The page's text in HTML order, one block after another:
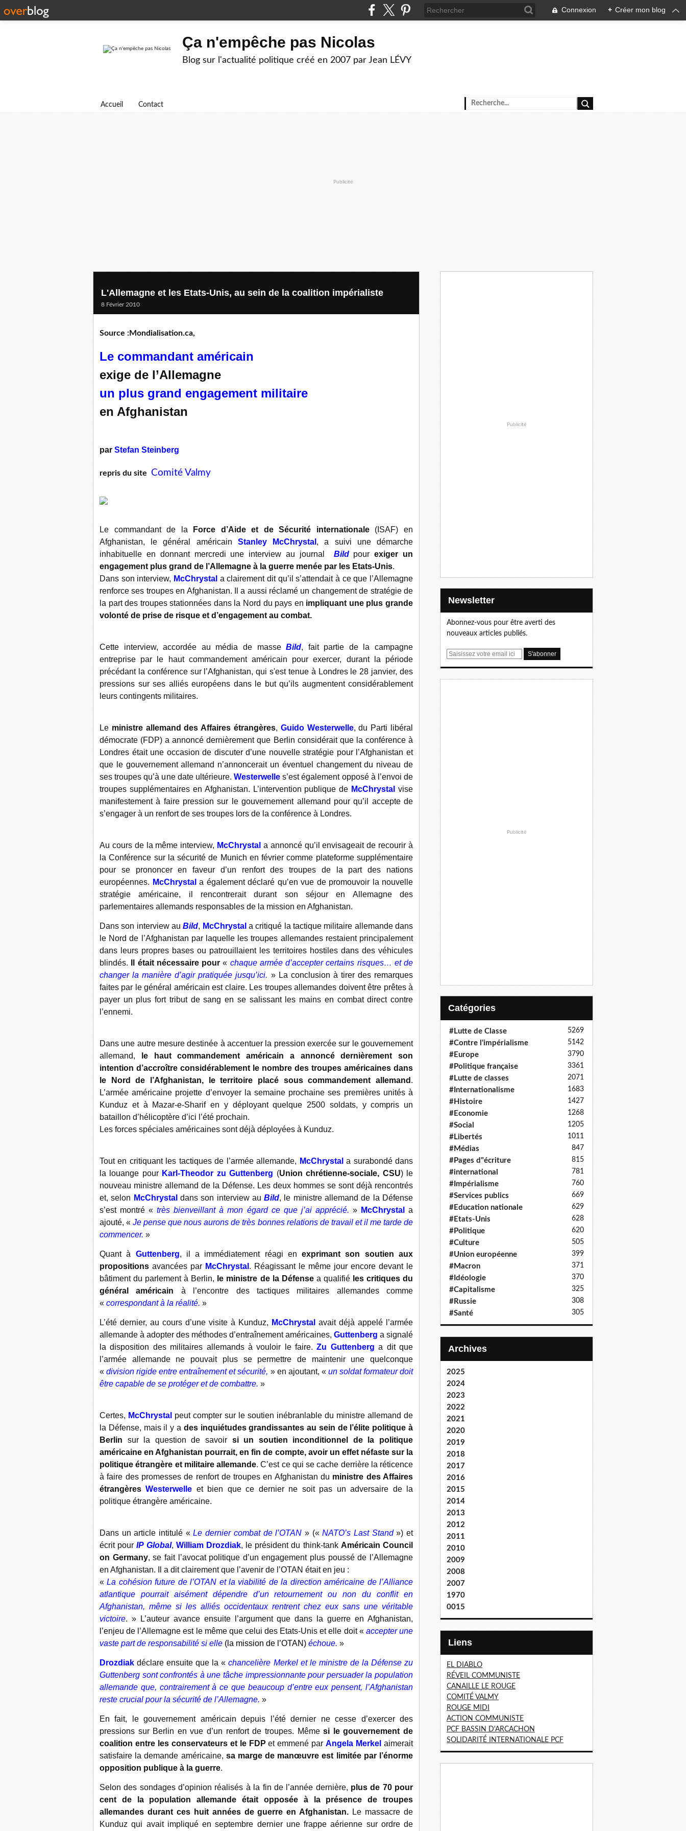
Connexion + Créer mon blog
Ça n'empêche pas Nicolas
Blog sur l'actualité politique créé en 2007 par Jean LÉVY
Accueil Contact
Publicité
L'Allemagne et les Etats-Unis, au sein de la coalition impérialiste
8 Février 2010
Source :Mondialisation.ca,
Le commandant américain
exige de l’Allemagne
un plus grand engagement militaire
en Afghanistan
par Stefan Steinberg
repris du site Comité Valmy
Le commandant de la Force d’Aide et de Sécurité internationale(ISAF) en
Afghanistan, le général américain Stanley McChrystal , a suivi une démarche
inhabituelle en donnant mercredi une interview au journal Bildpourexiger un
engagement plus grand de l’Allemagne à la guerre menée par les Etats-Unis.
Dans son interview, McChrystal a clairement dit qu’il s’attendait à ce que l’Allemagne
renforce ses troupes en Afghanistan. Il a aussi réclamé un changement de stratégie de
la part des troupes stationnées dans la Nord du pays en impliquant une plus grande
volonté de prise de risque et d’engagement au combat.
Cette interview, accordée au média de masseBild, fait partie de la campagne
entreprise par le haut commandement américain pour exercer, durant la période
précédant la conférence sur l’Afghanistan, qui s'est tenue à Londres le 28 janvier, des
pressions sur ses alliés européens dans le but qu’ils augmentent considérablement
leurs contingents militaires.
Le ministre allemand des Affaires étrangères, Guido Westerwelle, du Parti libéral
démocrate (FDP) a annoncé dernièrement que Berlin considérait que la conférence à
Londres était une occasion de discuter d’une nouvelle stratégie pour l’Afghanistan et
que le gouvernement allemand n’annoncerait un éventuel changement du niveau de
ses troupes qu’à une date ultérieure. Westerwelle s’est également opposé à l’envoi de
troupes supplémentaires en Afghanistan. L’intervention publique de McChrystal vise
manifestement à faire pression sur le gouvernement allemand pour qu’il accepte de
s’engager à un renfort de ses troupes lors de la conférence à Londres.
Au cours de la même interview, McChrystal a annoncé qu’il envisageait de recourir à
la Conférence sur la sécurité de Munich en février comme plateforme supplémentaire
pour se prononcer en faveur d’un renfort des troupes de la part des nations
européennes. McChrystal a également déclaré qu’en vue de promouvoir la nouvelle
stratégie américaine, il rencontrerait durant son séjour en Allemagne des
parlementaires allemands responsables de la mission en Afghanistan.
Dans son interview auBild, McChrystal a critiqué la tactique militaire allemande dans
le Nord de l’Afghanistan par laquelle les troupes allemandes restaient principalement
dans leurs propres bases ou patrouillaient les territoires hostiles dans des véhicules
blindés.
Il était nécessaire pour « chaque armée d’accepter certains risques… et de
changer la manière d’agir pratiquée jusqu’ici. » La conclusion à tirer des remarques
faites par le général américain est claire. Les troupes allemandes doivent être prêtes à
payer un plus fort tribut de sang en se salissant les mains en combat direct contre
l’ennemi.
Dans une autre mesure destinée à accentuer la pression exercée sur le gouvernement
allemand,
le haut commandement américain a annoncé dernièrement son
intention d’accroître considérablement le nombre des troupes américaines dans
le Nord de l’Afghanistan, le territoire placé sous commandement allemand .
L’armée américaine projette d’envoyer la semaine prochaine ses premières unités à
Kunduz et à Mazar-e-Sharif en y déployant quelque 2500 soldats, y compris un
bataillon d’hélicoptère d’ici l’été prochain.
Les forces spéciales américaines sont déjà déployées à Kunduz.
Tout en critiquant les tactiques de l’armée allemande, McChrystal a surabondé dans
la louange pour Karl-Theodor zu Guttenberg (Union chrétienne-sociale, CSU) le
nouveau ministre allemand de la Défense. Les deux hommes se sont déjà rencontrés
et, selon McChrystal dans son interview auBild, le ministre allemand de la Défense
s’est montré «très bienveillant à mon égard ce que j’ai apprécié. » McChrystal
a
ajouté, «Je pense que nous aurons de très bonnes relations de travail et il me tarde de
commencer. »
Quant à Guttenberg, il a immédiatement réagi enexprimant son soutien aux
propositions avancées par McChrystal . Réagissant le même jour encore devant le
bâtiment du parlement à Berlin, le ministre de la Défensea qualifié les critiques du
général américain à l’encontre des tactiques militaires allemandes comme
« correspondant à la réalité. »
L’été dernier, au cours d’une visite à Kunduz, McChrystal avait déjà appelé l’armée
allemande à adopter des méthodes d’entraînement américaines, Guttenberg a signalé
la disposition des militaires allemands à vouloir le faire.Zu Guttenberg a dit que
l’armée allemande ne pouvait plus se permettre de maintenir une quelconque
«division rigide entre entraînement et sécurité, » en ajoutant, « un soldat formateur doit
être capable de se protéger et de combattre. »
Certes, McChrystal peut compter sur le soutien inébranlable du ministre allemand de
la Défense, mais il y a des inquiétudes grandissantes au sein de l’élite politique à
Berlin sur la question de savoir si un soutien inconditionnel de la politique
américaine en Afghanistan pourrait, en fin de compte, avoir un effet néfaste sur la
politique étrangère et militaire allemande. C’est ce qui se cache derrière la réticence
à faire des promesses de renfort de troupes en Afghanistan du ministre des Affaires
étrangères Westerwelle et bien que ce dernier ne soit pas un adversaire de la
politique étrangère américaine.
Dans un article intitulé «Le dernier combat de l’OTAN » («NATO’s Last Stand ») et
écrit pourIP Global, William Drozdiak, le président du think-tank Américain Council
on Germany, se fait l’avocat politique d’un engagement plus poussé de l’Allemagne
en Afghanistan. Il a dit clairement que l’avenir de l’OTAN était en jeu :
«La cohésion future de l’OTAN et la viabilité de la direction américaine de l’Alliance
atlantique pourrait aisément dépendre d’un retournement ou non du conflit en
Afghanistan, même si les alliés occidentaux rentrent chez eux sans une véritable
victoire. » L’auteur avance ensuite l’argument que dans la guerre en Afghanistan,
l’enjeu de l’Allemagne est le même que celui des Etats-Unis et elle doit «accepter une
vaste part de responsabilité si elle (la mission de l’OTAN) échoue. »
Drozdiak déclare ensuite que la «chancelière Merkel et le ministre de la Défense zu
Guttenberg sont confrontés à une tâche impressionnante pour persuader la population
allemande que, contrairement à ce que beaucoup d’entre eux pensent, l’Afghanistan
reste crucial pour la sécurité de l’Allemagne. »
En fait, le gouvernement américain depuis l’été dernier ne cesse d’exercer des
pressions sur Berlin en vue d’un renfort de troupes. Mêmesi le gouvernement de
coalition entre les conservateurs et le FDP et emmené parAngela Merkel aimerait
satisfaire la demande américaine, sa marge de manœuvre est limitée par l’énorme
opposition publique à la guerre.
Selon des sondages d’opinion réalisés à la fin de l’année dernière, plus de 70 pour
cent de la population allemande était opposée à la présence de troupes
allemandes durant ces huit années de guerre en Afghanistan. Le massacre de
Kunduz qui avait impliqué en septembre dernier une frappe aérienne sur ordre de
Publicité
Newsletter
Abonnez-vous pour être averti des
nouveaux articles publiés.
E
Publicité
Catégories
#Lutte de Classe 5269
#Contre l'impérialisme 5142
#Europe 3790
#Politique française 3361
#Lutte de classes 2071
#Internationalisme 1683
#Histoire 1427
#Economie 1268
#Social 1205
#Libertés 1011
#Médias 847
#Pages d"écriture 815
#international 781
#Impérialisme 760
#Services publics 669
#Education nationale 629
#Etats-Unis 628
#Politique 620
#Culture 505
#Union européenne 399
#Macron 371
#Idéologie 370
#Capitalisme 325
#Russie 308
#Santé 305
Archives
2025
2024
2023
2022
2021
2020
2019
2018
2017
2016
2015
2014
2013
2012
2011
2010
2009
2008
2007
1970
0015
Liens
EL DIABLO
RÉVEIL COMMUNISTE
CANAILLE LE ROUGE
COMITÉ VALMY
ROUGE MIDI
ACTION COMMUNISTE
PCF BASSIN D'ARCACHON
SOLIDARITÉ INTERNATIONALE PCF